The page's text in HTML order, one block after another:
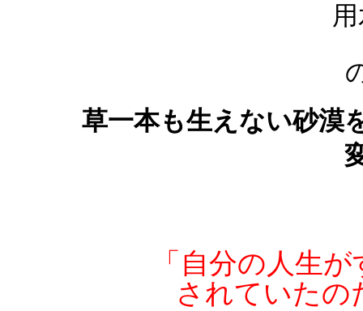
用
草一本も生えない砂漠
「自分の人生
されていた